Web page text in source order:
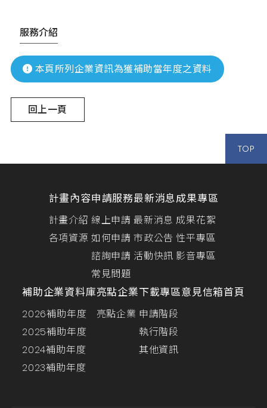
服務介紹
本頁所列企業資訊為獲補助當年度之資料
回上一頁
TOP
計畫內容
計畫介紹
各項資源
申請服務
線上申請
如何申請
諮詢申請
常見問題
最新消息
最新消息
市政公告
活動快訊
成果專區
成果花絮
性平專區
影音專區
補助企業資料庫
2026補助年度
2025補助年度
2024補助年度
2023補助年度
亮點企業
亮點企業
下載專區
申請階段
執行階段
其他資訊
意見信箱首頁